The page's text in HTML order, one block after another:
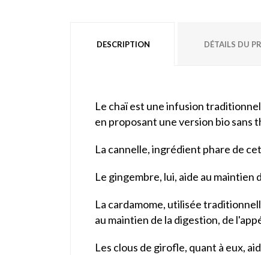
DESCRIPTION DÉTAILS DU
Le chaï est une infusion
en proposant une version bio sans
La cannelle, ingrédient phare de
Le gingembre, lui, aide au
La cardamome, utilisée
au maintien de la digestion, de
Les clous de girofle, quant à eux,